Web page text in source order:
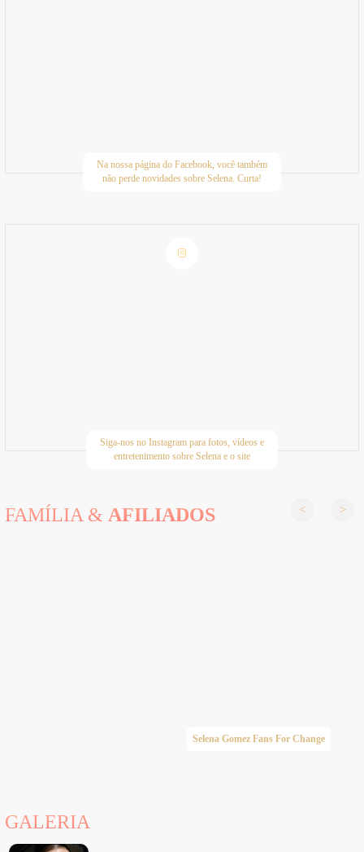
Na nossa página do Facebook, você também
não perde novidades sobre Selena. Curta!
Siga-nos no Instagram para fotos, vídeos e
entretenimento sobre Selena e o site
FAMÍLIA & AFILIADOS
Selena Gomez Fans For Change
GALERIA